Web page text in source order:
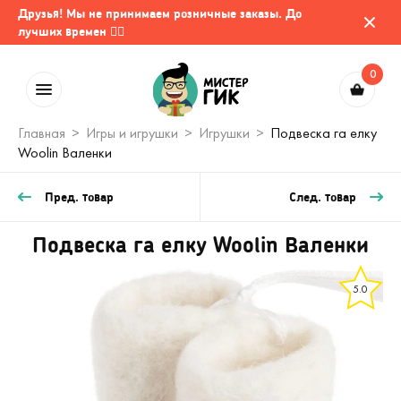
Друзья! Мы не принимаем розничные заказы. До
лучших времен 🤷‍♂️
0
Главная Игры и игрушки Игрушки
Подвеска га елку
Woolin Валенки
Пред. товар След. товар
Подвеска га елку Woolin Валенки
5.0